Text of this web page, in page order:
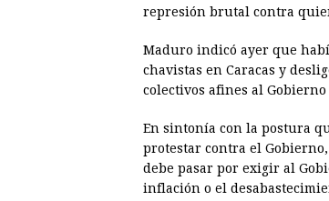
represión brutal contra
Maduro indicó ayer que
chavistas en Caracas y
colectivos afines al
En sintonía con la postura
protestar contra el
debe pasar por exigir al
inflación o el